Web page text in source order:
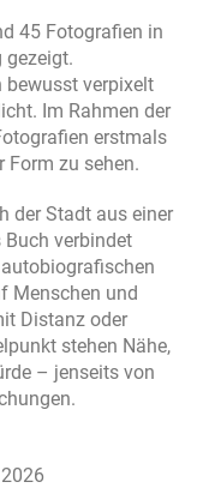
45 Fotografien in
gezeigt.
bewusst verpixelt
Im Rahmen der
erstmals
Form zu sehen.
der Stadt aus einer
Buch verbindet
Menschen und
Distanz oder
stehen Nähe,
– jenseits von